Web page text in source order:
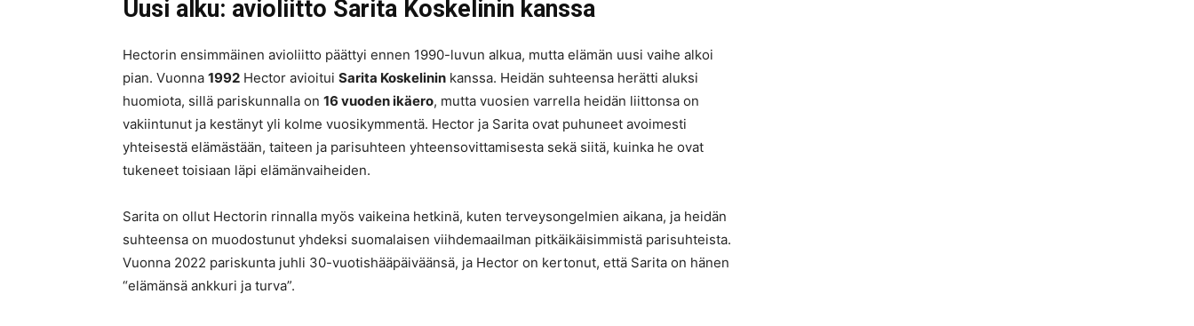
Uusi alku: avioliitto Sarita Koskelinin kanssa
Hectorin ensimmäinen avioliitto päättyi ennen 1990-luvun alkua, mutta elämän uusi vaihe alkoi
pian. Vuonna 1992 Hector avioitui Sarita Koskelinin kanssa. Heidän suhteensa herätti aluksi
huomiota, sillä pariskunnalla on 16 vuoden ikäero, mutta vuosien varrella heidän liittonsa on
vakiintunut ja kestänyt yli kolme vuosikymmentä. Hector ja Sarita ovat puhuneet avoimesti
yhteisestä elämästään, taiteen ja parisuhteen yhteensovittamisesta sekä siitä, kuinka he ovat
tukeneet toisiaan läpi elämänvaiheiden.
Sarita on ollut Hectorin rinnalla myös vaikeina hetkinä, kuten terveysongelmien aikana, ja heidän
suhteensa on muodostunut yhdeksi suomalaisen viihdemaailman pitkäikäisimmistä parisuhteista.
Vuonna 2022 pariskunta juhli 30-vuotishääpäiväänsä, ja Hector on kertonut, että Sarita on hänen
“elämänsä ankkuri ja turva”.